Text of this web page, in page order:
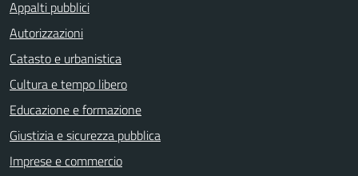
Appalti pubblici
Autorizzazioni
Catasto e urbanistica
Cultura e tempo libero
Educazione e formazione
Giustizia e sicurezza pubblica
Imprese e commercio